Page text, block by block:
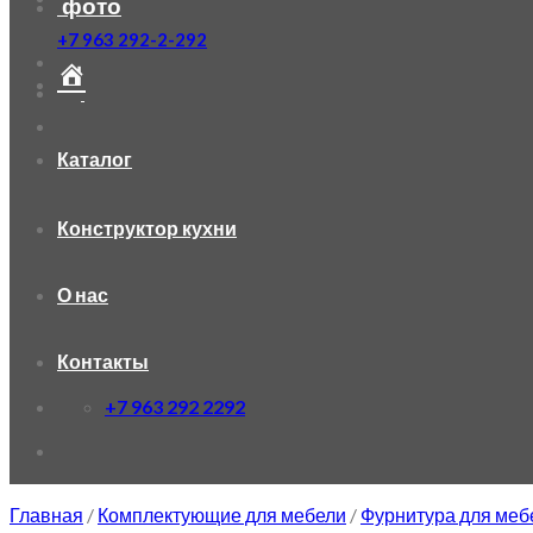
+7 963 292-2-292
Каталог
Конструктор кухни
О нас
Контакты
+7 963 292 2292
Главная / Комплектующие для мебели / Фурнитура для